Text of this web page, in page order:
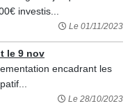
investis...
Le 01/11/2023
le 9 nov
encadrant les
Le 28/10/2023